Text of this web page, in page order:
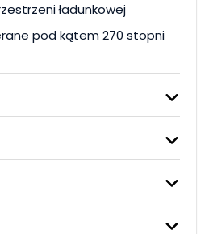
ładunkowej
pod kątem 270 stopni